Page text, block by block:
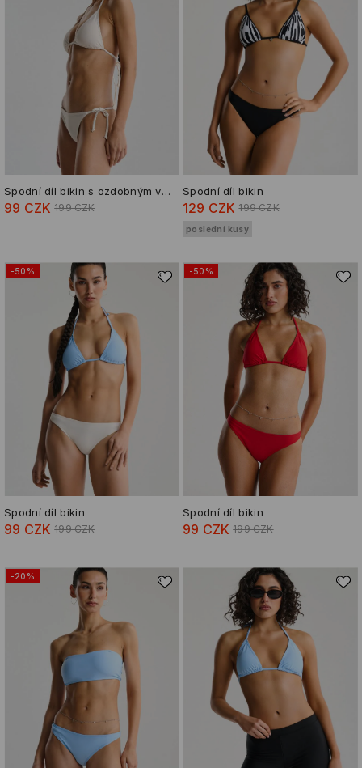
Spodní díl bikin s ozdobným vázáním
99 CZK 199 CZK
Spodní díl bikin
129 CZK 199 CZK
poslední kusy
-50%
Spodní díl bikin
99 CZK 199 CZK
-50%
Spodní díl bikin
99 CZK 199 CZK
-20%